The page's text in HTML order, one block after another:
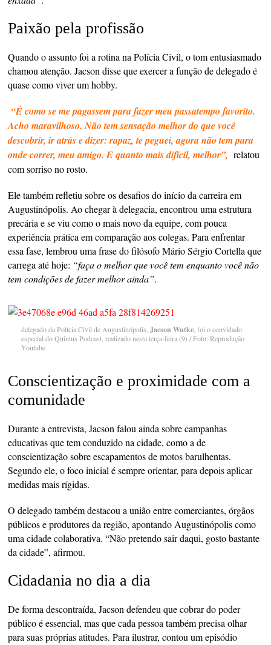
Paixão pela profissão
Quando o assunto foi a rotina na Polícia Civil, o tom entusiasmado
chamou atenção. Jacson disse que exercer a função de delegado é
quase como viver um hobby.
“É como se me pagassem para fazer meu passatempo favorito.
Acho maravilhoso. Não tem sensação melhor do que você
descobrir, ir atrás e dizer: rapaz, te peguei, agora não tem para
onde correr, meu amigo. E quanto mais difícil, melhor”, relatou
com sorriso no rosto.
Ele também refletiu sobre os desafios do início da carreira em
Augustinópolis. Ao chegar à delegacia, encontrou uma estrutura
precária e se viu como o mais novo da equipe, com pouca
experiência prática em comparação aos colegas. Para enfrentar
essa fase, lembrou uma frase do filósofo Mário Sérgio Cortella que
carrega até hoje: “faça o melhor que você tem enquanto você não
tem condições de fazer melhor ainda”.
delegado da Polícia Civil de Augustinópolis, Jacson Wutke, foi o convidado
especial do Quintus Podcast, realizado nesta terça-feira (9) / Foto: Reprodução
Youtube
Conscientização e proximidade com a
comunidade
Durante a entrevista, Jacson falou ainda sobre campanhas
educativas que tem conduzido na cidade, como a de
conscientização sobre escapamentos de motos barulhentas.
Segundo ele, o foco inicial é sempre orientar, para depois aplicar
medidas mais rígidas.
O delegado também destacou a união entre comerciantes, órgãos
públicos e produtores da região, apontando Augustinópolis como
uma cidade colaborativa. “Não pretendo sair daqui, gosto bastante
da cidade”, afirmou.
Cidadania no dia a dia
De forma descontraída, Jacson defendeu que cobrar do poder
público é essencial, mas que cada pessoa também precisa olhar
para suas próprias atitudes. Para ilustrar, contou um episódio